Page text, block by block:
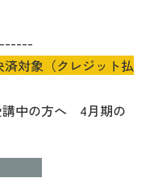
対象（クレジット払
4月期の
程